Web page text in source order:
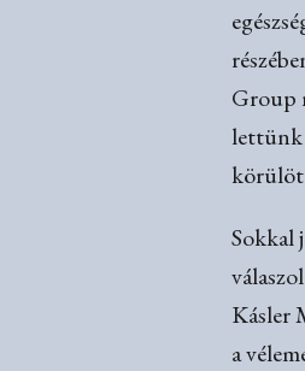
Group
lettünk
Sokkal
Kásler
a